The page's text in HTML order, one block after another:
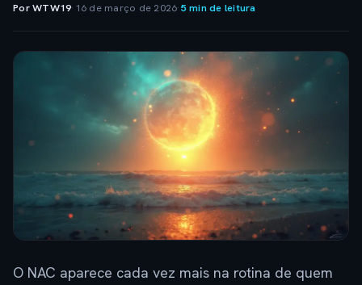
Por WTW19· 16 de março de 2026·5 min de leitura
O NAC aparece cada vez mais na rotina de quem